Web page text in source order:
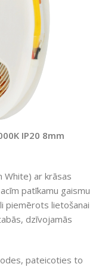
IP20 8mm
White) ar krāsas
patīkamu gaismu
piemērots lietošanai
dzīvojamās
pateicoties to